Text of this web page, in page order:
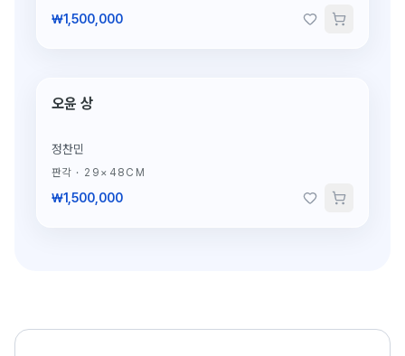
₩1,500,000
단 1점뿐인 도자
오윤 상
정찬민
판각 · 29×48CM
₩1,500,000